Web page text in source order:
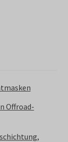
Offroad-